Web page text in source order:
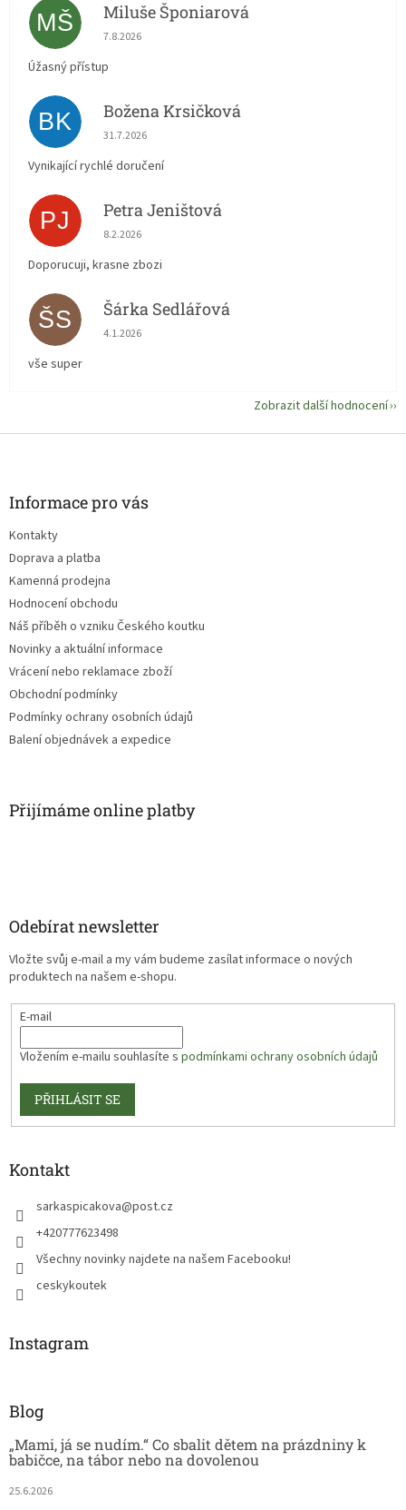
MŠ Miluše Šponiarová
Hodnocení obchodu je 5 z 5 hvězdiček.
7.8.2026
Úžasný přístup
BK Božena Krsičková
Hodnocení obchodu je 5 z 5 hvězdiček.
31.7.2026
Vynikající rychlé doručení
PJ Petra Jeništová
Hodnocení obchodu je 5 z 5 hvězdiček.
8.2.2026
Doporucuji, krasne zbozi
ŠS Šárka Sedlářová
Hodnocení obchodu je 5 z 5 hvězdiček.
4.1.2026
vše super
Zobrazit další hodnocení
Informace pro vás
Kontakty
Doprava a platba
Kamenná prodejna
Hodnocení obchodu
Náš příběh o vzniku Českého koutku
Novinky a aktuální informace
Vrácení nebo reklamace zboží
Obchodní podmínky
Podmínky ochrany osobních údajů
Balení objednávek a expedice
Přijímáme online platby
Odebírat newsletter
Vložte svůj e-mail a my vám budeme zasílat informace o nových
produktech na našem e-shopu.
E-mail
Vložením e-mailu souhlasíte s podmínkami ochrany osobních údajů
PŘIHLÁSIT SE
Kontakt
sarkaspicakova@post.cz
+420777623498
Všechny novinky najdete na našem Facebooku!
ceskykoutek
Instagram
Blog
„Mami, já se nudím.“ Co sbalit dětem na prázdniny k
babičce, na tábor nebo na dovolenou
25.6.2026